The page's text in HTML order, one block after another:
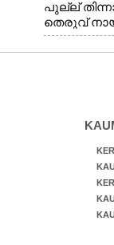
പുല്ല്
തെരുവ്
വന്നതോടെ
ജീവന്